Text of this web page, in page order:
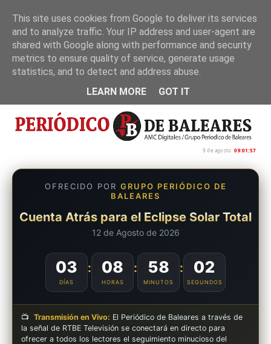
Inicio Nosotros Política de privacidad
9 de agosto 09:01:58
OFRECIDO POR GRUPO PERIÓDICO DE
BALEARES
Cuenta Atrás para el Eclipse Solar Total
12 de Agosto de 2026
03
DÍAS
: 08
HORAS
: 58
MINUTOS
: 01
SEGUNDOS
📺 Transmisión en Vivo: El Periódico de Baleares a través de
la señal de RTBE Televisión se conectará en directo para
ofrecer a todos los lectores el seguimiento minucioso del
This site uses cookies from Google to deliver its services
and to analyze traffic. Your IP address and user-agent are
shared with Google along with performance and security
metrics to ensure quality of service, generate usage
statistics, and to detect and address abuse.
LEARN MORE
GOT IT